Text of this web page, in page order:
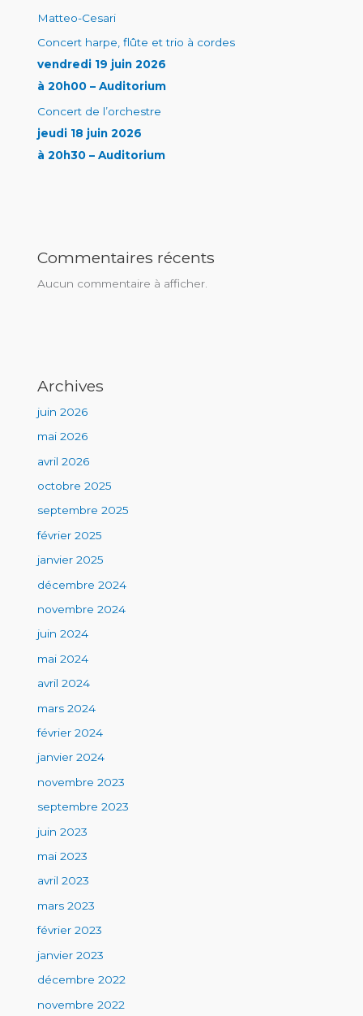
Matteo-Cesari
Concert harpe, flûte et trio à cordes
vendredi 19 juin 2026
à 20h00 – Auditorium
Concert de l’orchestre
jeudi 18 juin 2026
à 20h30 – Auditorium
Commentaires récents
Aucun commentaire à afficher.
Archives
juin 2026
mai 2026
avril 2026
octobre 2025
septembre 2025
février 2025
janvier 2025
décembre 2024
novembre 2024
juin 2024
mai 2024
avril 2024
mars 2024
février 2024
janvier 2024
novembre 2023
septembre 2023
juin 2023
mai 2023
avril 2023
mars 2023
février 2023
janvier 2023
décembre 2022
novembre 2022